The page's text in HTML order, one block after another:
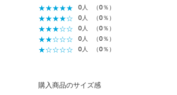
★★★★★ 0人 （0％）
★★★★☆ 0人 （0％）
★★★☆☆ 0人 （0％）
★★☆☆☆ 0人 （0％）
★☆☆☆☆ 0人 （0％）
購入商品のサイズ感